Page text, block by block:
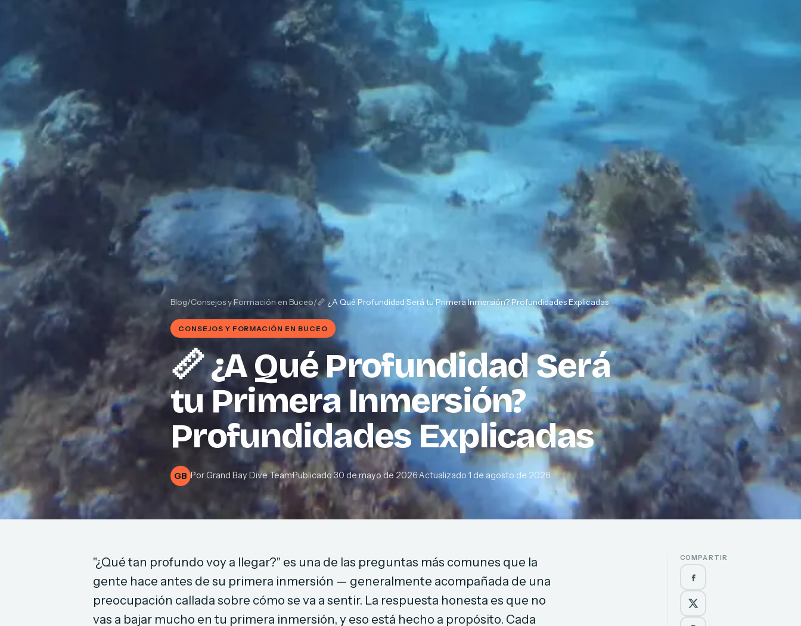
Blog/Consejos y Formación en Buceo/📏 ¿A Qué Profundidad Será tu Primera Inmersión? Profundidades Explicadas
CONSEJOS Y FORMACIÓN EN BUCEO
📏 ¿A Qué Profundidad Será
tu Primera Inmersión?
Profundidades Explicadas
GB PorGrand Bay Dive Team·Publicado 30 de mayo de 2026·Actualizado 1 de agosto de 2026
"¿Qué tan profundo voy a llegar?" es una de las preguntas más comunes que la
gente hace antes de su primera inmersión — generalmente acompañada de una
preocupación callada sobre cómo se va a sentir. La respuesta honesta es que no
vas a bajar mucho en tu primera inmersión, y eso está hecho a propósito. Cada
COMPARTIR